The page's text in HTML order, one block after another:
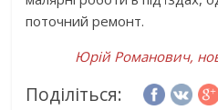
поточний ремонт.
Юрій Романович,
Поділіться: